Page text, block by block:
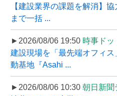
【建設業界の課題を解消】
まで一括 ...
►2026/08/06 19:50 時事ドッ
建設現場を「最先端オフィ
動基地『Asahi ...
►2026/08/06 10:30 朝日新聞